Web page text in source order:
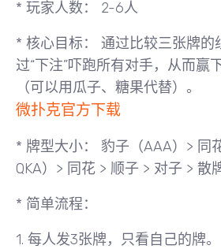
* 玩家人数： 2-6人
* 核心目标：
通过比较三张牌的
过“下注”吓跑所有对手，从而赢
（可以用瓜子、糖果代替）。
微扑克官方下载
* 牌型大小：
豹子（AAA）> 同
QKA）> 同花 > 顺子 > 对子 > 散
* 简单流程：
1. 每人发3张牌，只看自己的牌。